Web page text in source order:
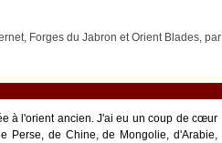
Forges du Jabron et Orient Blades, par
à l'orient ancien. J'ai eu un coup de cœur
Perse, de Chine, de Mongolie, d'Arabie,